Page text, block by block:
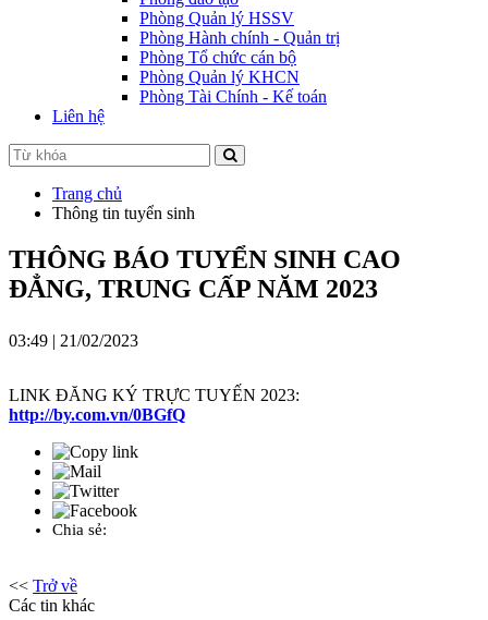
Phòng Quản lý HSSV
Phòng Hành chính - Quản trị
Phòng Tổ chức cán bộ
Phòng Quản lý KHCN
Phòng Tài Chính - Kế toán
Liên hệ
Trang chủ
Thông tin tuyển sinh
THÔNG BÁO TUYỂN SINH CAO
ĐẲNG, TRUNG CẤP NĂM 2023
03:49 | 21/02/2023
LINK ĐĂNG KÝ TRỰC TUYẾN 2023:
http://by.com.vn/0BGfQ
Chia sẻ:
<< Trở về
Các tin khác